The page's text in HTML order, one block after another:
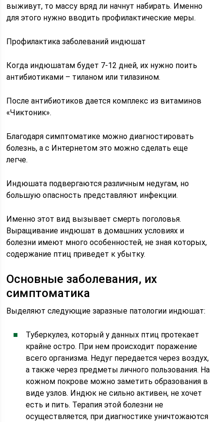
выживут, то массу вряд ли начнут набирать. Именно
для этого нужно вводить профилактические меры.
Профилактика заболеваний индюшат
Когда индюшатам будет 7-12 дней, их нужно поить
антибиотиками – тиланом или тилазином.
После антибиотиков дается комплекс из витаминов
«Чиктоник».
Благодаря симптоматике можно диагностировать
болезнь, а с Интернетом это можно сделать еще
легче.
Индюшата подвергаются различным недугам, но
большую опасность представляют инфекции.
Именно этот вид вызывает смерть поголовья.
Выращивание индюшат в домашних условиях и
болезни имеют много особенностей, не зная которых,
содержание птиц приведет к убытку.
Основные заболевания, их
симптоматика
Выделяют следующие заразные патологии индюшат:
Туберкулез, который у данных птиц протекает
крайне остро. При нем происходит поражение
всего организма. Недуг передается через воздух,
а также через предметы личного пользования. На
кожном покрове можно заметить образования в
виде узлов. Индюк не сильно активен, не хочет
есть и пить. Терапия этой болезни не
осуществляется, при диагностике уничтожаются